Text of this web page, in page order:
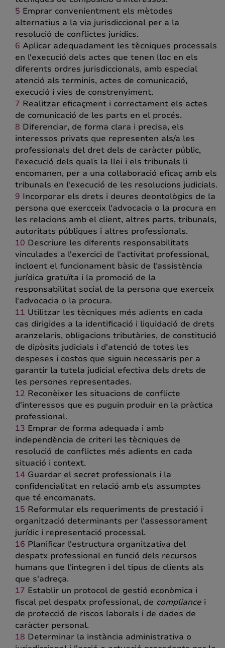
Emprar convenientment els mètodes
alternatius a la via jurisdiccional per a la
resolució de conflictes jurídics.
Aplicar adequadament les tècniques processals
en l'execució dels actes que tenen lloc en els
diferents ordres jurisdiccionals, amb especial
atenció als terminis, actes de comunicació,
execució i vies de constrenyiment.
Realitzar eficaçment i correctament els actes
de comunicació de les parts en el procés.
Diferenciar, de forma clara i precisa, els
interessos privats que representen als/a les
professionals del dret dels de caràcter públic,
l'execució dels quals la llei i els tribunals li
encomanen, per a una col·laboració eficaç amb els
tribunals en l'execució de les resolucions judicials.
Incorporar els drets i deures deontològics de la
persona que exercceix l'advocacia o la procura en
les relacions amb el client, altres parts, tribunals,
autoritats públiques i altres professionals.
Descriure les diferents responsabilitats
vinculades a l'exercici de l'activitat professional,
incloent el funcionament bàsic de l'assistència
jurídica gratuïta i la promoció de la
responsabilitat social de la persona que exerceix
l'advocacia o la procura.
Utilitzar les tècniques més adients en cada
cas dirigides a la identificació i liquidació de drets
aranzelaris, obligacions tributàries, de constitució
de dipòsits judicials i d'atenció de totes les
despeses i costos que siguin necessaris per a
garantir la tutela judicial efectiva dels drets de
les persones representades.
Reconèixer les situacions de conflicte
d'interessos que es puguin produir en la pràctica
professional.
Emprar de forma adequada i amb
independència de criteri les tècniques de
resolució de conflictes més adients en cada
situació i context.
Guardar el secret professionals i la
confidencialitat en relació amb els assumptes
que té encomanats.
Reformular els requeriments de prestació i
organització determinants per l'assessorament
jurídic i representació processal.
Planificar l'estructura organitzativa del
despatx professional en funció dels recursos
humans que l'integren i del tipus de clients als
que s'adreça.
Establir un protocol de gestió econòmica i
fiscal pel despatx professional, de compliance i
de protecció de riscos laborals i de dades de
caràcter personal.
Determinar la instància administrativa o